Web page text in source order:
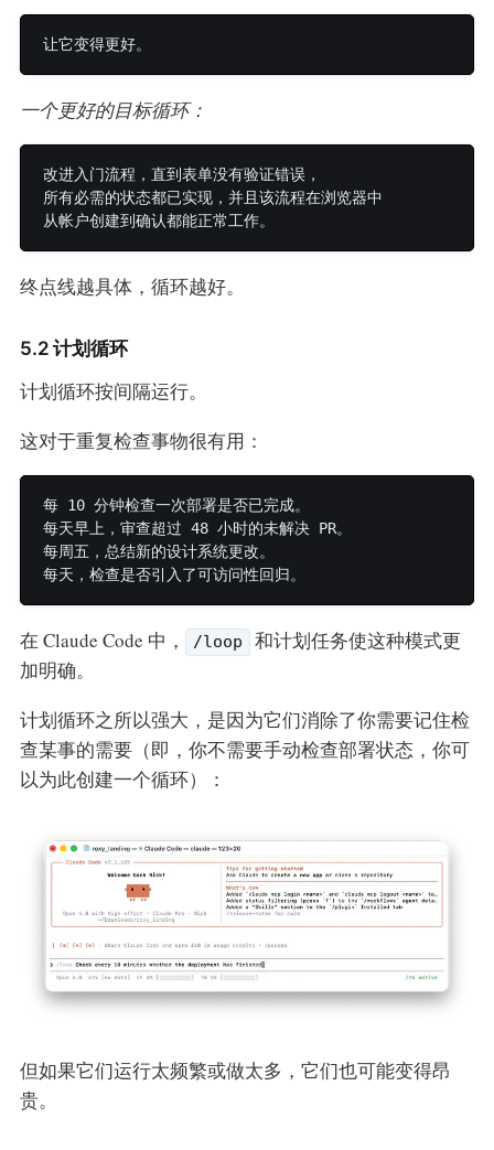
一个更好的目标循环：
改进入门流程，直到表单没有验证错误，
所有必需的状态都已实现，并且该流程在浏览器中
终点线越具体，循环越好。
5.2 计划循环
计划循环按间隔运行。
这对于重复检查事物很有用：
每 10 分钟检查一次部署是否已完成。
每天早上，审查超过 48 小时的未解决 PR。
每周五，总结新的设计系统更改。
在 Claude Code 中， /loop
和计划任务使这种模式更
加明确。
计划循环之所以强大，是因为它们消除了你需要记住检
查某事的需要（即，你不需要手动检查部署状态，你可
以为此创建一个循环）：
但如果它们运行太频繁或做太多，它们也可能变得昂
贵。